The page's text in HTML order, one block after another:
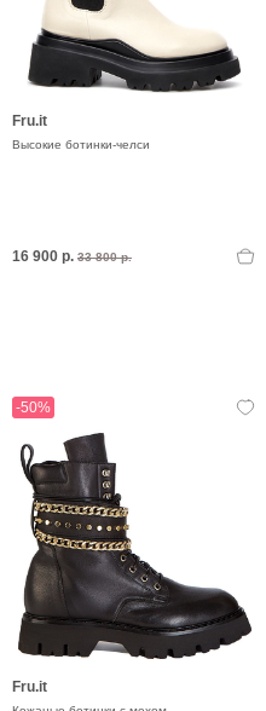
Fru.it
Высокие ботинки-челси
16 900 р. 33 800 р.
-50%
Fru.it